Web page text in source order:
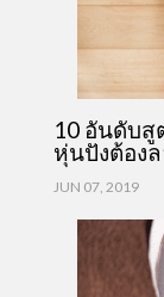
10 อันดับสู
หุ่นปังต้อง
JUN 07, 2019